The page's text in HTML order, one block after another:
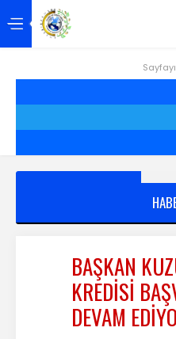
Hakkımızda
Projeler
BAŞKAN
KREDİSİ
DEVAM